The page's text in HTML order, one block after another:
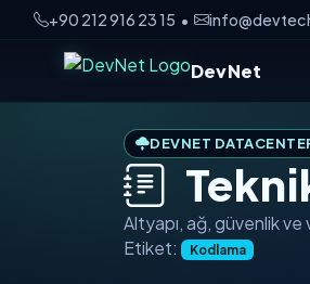
+90 212 916 23 15 •
DevNet
DEVNET
Altyapı, ağ, güvenlik ve
Etiket:
Kodlama